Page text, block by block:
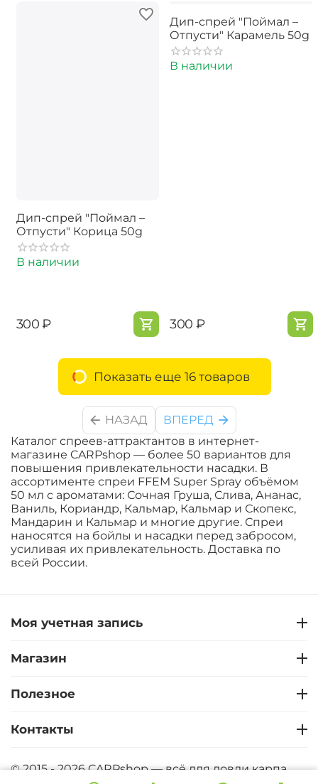
Каталог спреев-аттрактантов в интернет-
магазине CARPshop — более 50 вариантов для
повышения привлекательности насадки. В
ассортименте спреи FFEM Super Spray объёмом
50 мл с ароматами: Сочная Груша, Слива, Ананас,
Ваниль, Кориандр, Кальмар, Кальмар и Скопекс,
Мандарин и Кальмар и многие другие. Спреи
наносятся на бойлы и насадки перед забросом,
усиливая их привлекательность. Доставка по
всей России.
Дип-спрей "Поймал –
Отпусти" Корица 50g
В наличии
‍300‍ ₽
Дип-спрей "Поймал –
Отпусти" Карамель 50g
В наличии
‍300‍ ₽
Показать еще 16 товаров
НАЗАД ВПЕРЕД
Моя учетная запись
Магазин
Полезное
Контакты
© 2015 - 2026 CARPshop — всё для ловли карпа.